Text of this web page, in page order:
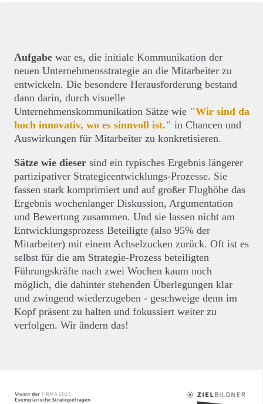
Aufgabe war es, die initiale Kommunikation der
neuen Unternehmensstrategie an die Mitarbeiter zu
entwickeln. Die besondere Herausforderung bestand
dann darin, durch visuelle
Unternehmenskommunikation Sätze wie "Wir sind da
hoch innovativ, wo es sinnvoll ist."in Chancen und
Auswirkungen für Mitarbeiter zu konkretisieren.
Sätze wie dieser sind ein typisches Ergebnis längerer
partizipativer Strategieentwicklungs-Prozesse. Sie
fassen stark komprimiert und auf großer Flughöhe das
Ergebnis wochenlanger Diskussion, Argumentation
und Bewertung zusammen. Und sie lassen nicht am
Entwicklungsprozess Beteiligte (also 95% der
Mitarbeiter) mit einem Achselzucken zurück. Oft ist es
selbst für die am Strategie-Prozess beteiligten
Führungskräfte nach zwei Wochen kaum noch
möglich, die dahinter stehenden Überlegungen klar
und zwingend wiederzugeben - geschweige denn im
Kopf präsent zu halten und fokussiert weiter zu
verfolgen. Wir ändern das!